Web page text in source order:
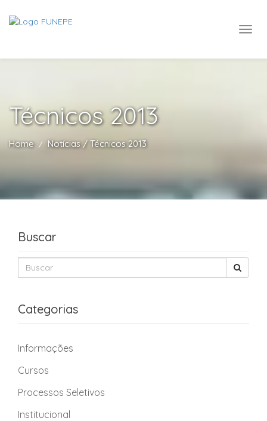
Técnicos 2013
Home Notícias / Técnicos 2013
Buscar
Categorias
Informações
Cursos
Processos Seletivos
Institucional